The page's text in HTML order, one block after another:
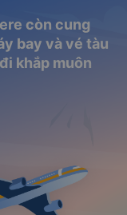
còn cung
bay và vé tàu
khắp muôn